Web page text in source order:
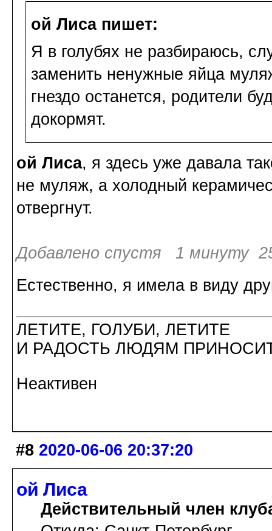
ой Лиса пишет:
Я в голубях не разбираюсь,
заменить ненужные яйца
гнездо останется, родители
докормят.
ой Лиса, я здесь уже давала
не муляж, а холодный
отвергнут.
Добавлено спустя 1 минуту
Естественно, я имела в виду
ЛЕТИТЕ, ГОЛУБИ, ЛЕТИТЕ
И РАДОСТЬ ЛЮДЯМ
Неактивен
#8 2020-06-06 20:37:20
ой Лиса
Действительный член